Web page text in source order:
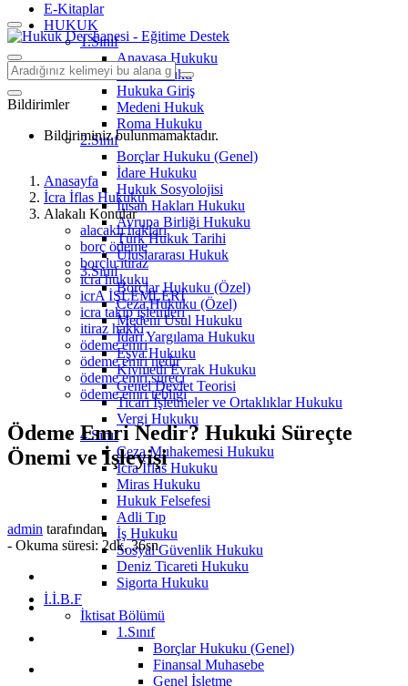
E-Kitaplar
HUKUK
1.Sınıf
Anayasa Hukuku
Aile Hukuku
Hukuka Giriş
Medeni Hukuk
Roma Hukuku
2.Sınıf
Borçlar Hukuku (Genel)
İdare Hukuku
Hukuk Sosyolojisi
İnsan Hakları Hukuku
Avrupa Birliği Hukuku
Türk Hukuk Tarihi
Uluslararası Hukuk
3.Sınıf
Borçlar Hukuku (Özel)
Ceza Hukuku (Özel)
Medeni Usul Hukuku
İdari Yargılama Hukuku
Eşya Hukuku
Kıymetli Evrak Hukuku
Genel Devlet Teorisi
Ticari İşletmeler ve Ortaklıklar Hukuku
Vergi Hukuku
4.Sınıf
Ceza Muhakemesi Hukuku
İcra İflas Hukuku
Miras Hukuku
Hukuk Felsefesi
Adli Tıp
İş Hukuku
Sosyal Güvenlik Hukuku
Deniz Ticareti Hukuku
Sigorta Hukuku
İ.İ.B.F
İktisat Bölümü
1.Sınıf
Borçlar Hukuku (Genel)
Finansal Muhasebe
Genel İşletme
Bildirimler
Bildiriminiz bulunmamaktadır.
Anasayfa
İcra İflas Hukuku
Alakalı Konular
alacaklı hakları
borç ödeme
borçlu itiraz
icra hukuku
icrA İŞLEMLERİ
icra takip işlemleri
itiraz hakkı
ödeme emri
ödeme emri nedir
ödeme emri süreci
ödeme emri tebliği
Ödeme Emri Nedir? Hukuki Süreçte
Önemi ve İşleyişi
admin tarafından
- Okuma süresi: 2dk, 36sn